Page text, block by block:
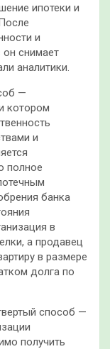
ипотеки и
и
снимает
аналитики.
—
котором
и
полное
банка
в
а продавец
в размере
долга по
способ —
получить